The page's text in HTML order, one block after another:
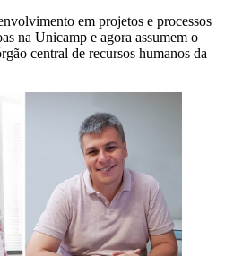
em projetos e processos
na Unicamp e agora assumem o
central de recursos humanos da